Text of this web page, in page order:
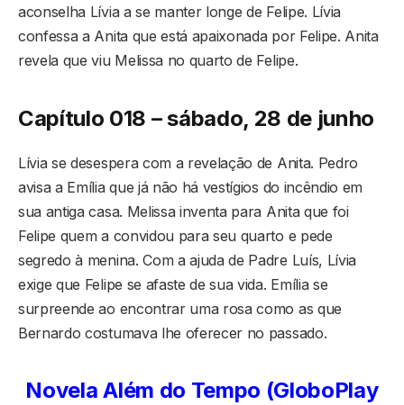
aconselha Lívia a se manter longe de Felipe. Lívia
confessa a Anita que está apaixonada por Felipe. Anita
revela que viu Melissa no quarto de Felipe.
Capítulo 018 – sábado, 28 de junho
Lívia se desespera com a revelação de Anita. Pedro
avisa a Emília que já não há vestígios do incêndio em
sua antiga casa. Melissa inventa para Anita que foi
Felipe quem a convidou para seu quarto e pede
segredo à menina. Com a ajuda de Padre Luís, Lívia
exige que Felipe se afaste de sua vida. Emília se
surpreende ao encontrar uma rosa como as que
Bernardo costumava lhe oferecer no passado.
Novela Além do Tempo (GloboPlay